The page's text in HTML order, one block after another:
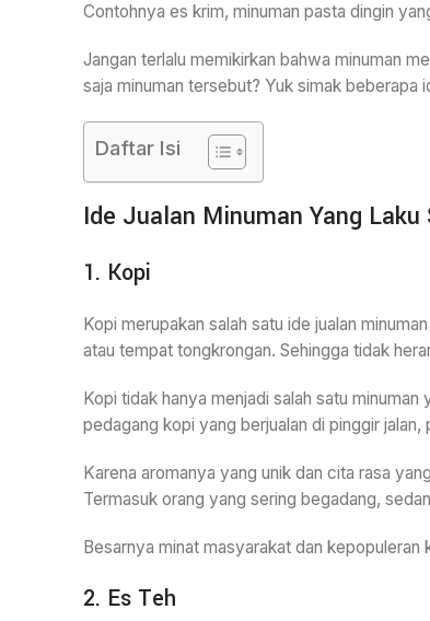
Contohnya es krim, minuman pasta dingin
Jangan terlalu memikirkan bahwa minuman
saja minuman tersebut? Yuk simak beberapa
Daftar Isi
Ide Jualan Minuman Yang
1. Kopi
Kopi merupakan salah satu ide jualan
atau tempat tongkrongan. Sehingga tidak
Kopi tidak hanya menjadi salah satu
pedagang kopi yang berjualan di pinggir
Karena aromanya yang unik dan cita rasa
Termasuk orang yang sering begadang,
Besarnya minat masyarakat dan kepopuleran
2. Es Teh